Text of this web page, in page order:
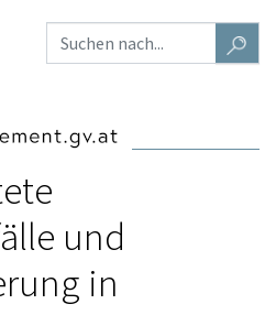
und
in